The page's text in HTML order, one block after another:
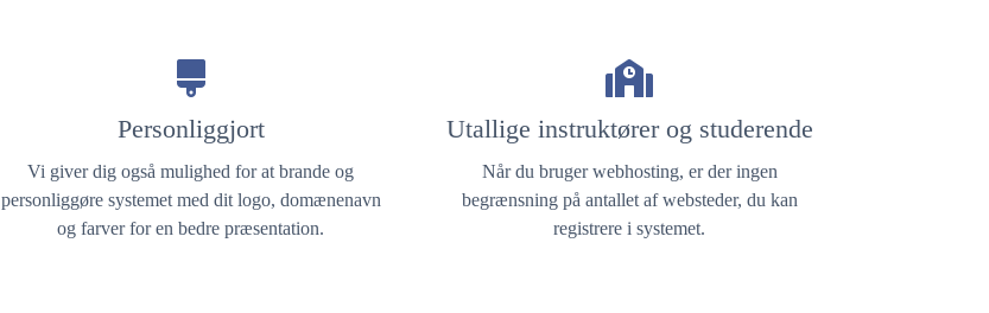
Personliggjort
Vi giver dig også mulighed for at brande og
personliggøre systemet med dit logo, domænenavn
og farver for en bedre præsentation.
Utallige instruktører og studerende
Når du bruger webhosting, er der ingen
begrænsning på antallet af websteder, du kan
registrere i systemet.